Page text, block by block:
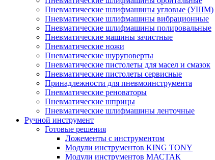
Пневматические шлифмашины угловые (УШМ)
Пневматические шлифмашины вибрационные
Пневматические шлифмашины полировальные
Пневматические машины зачистные
Пневматические ножи
Пневматические шуруповерты
Пневматические пистолеты для масел и смазок
Пневматические пистолеты сервисные
Принадлежности для пневмоинструмента
Пневматические реноваторы
Пневматические шприцы
Пневматические шлифмашины ленточные
Ручной инструмент
Готовые решения
Ложементы с инструментом
Модули инструментов KING TONY
Модули инструментов МАСТАК